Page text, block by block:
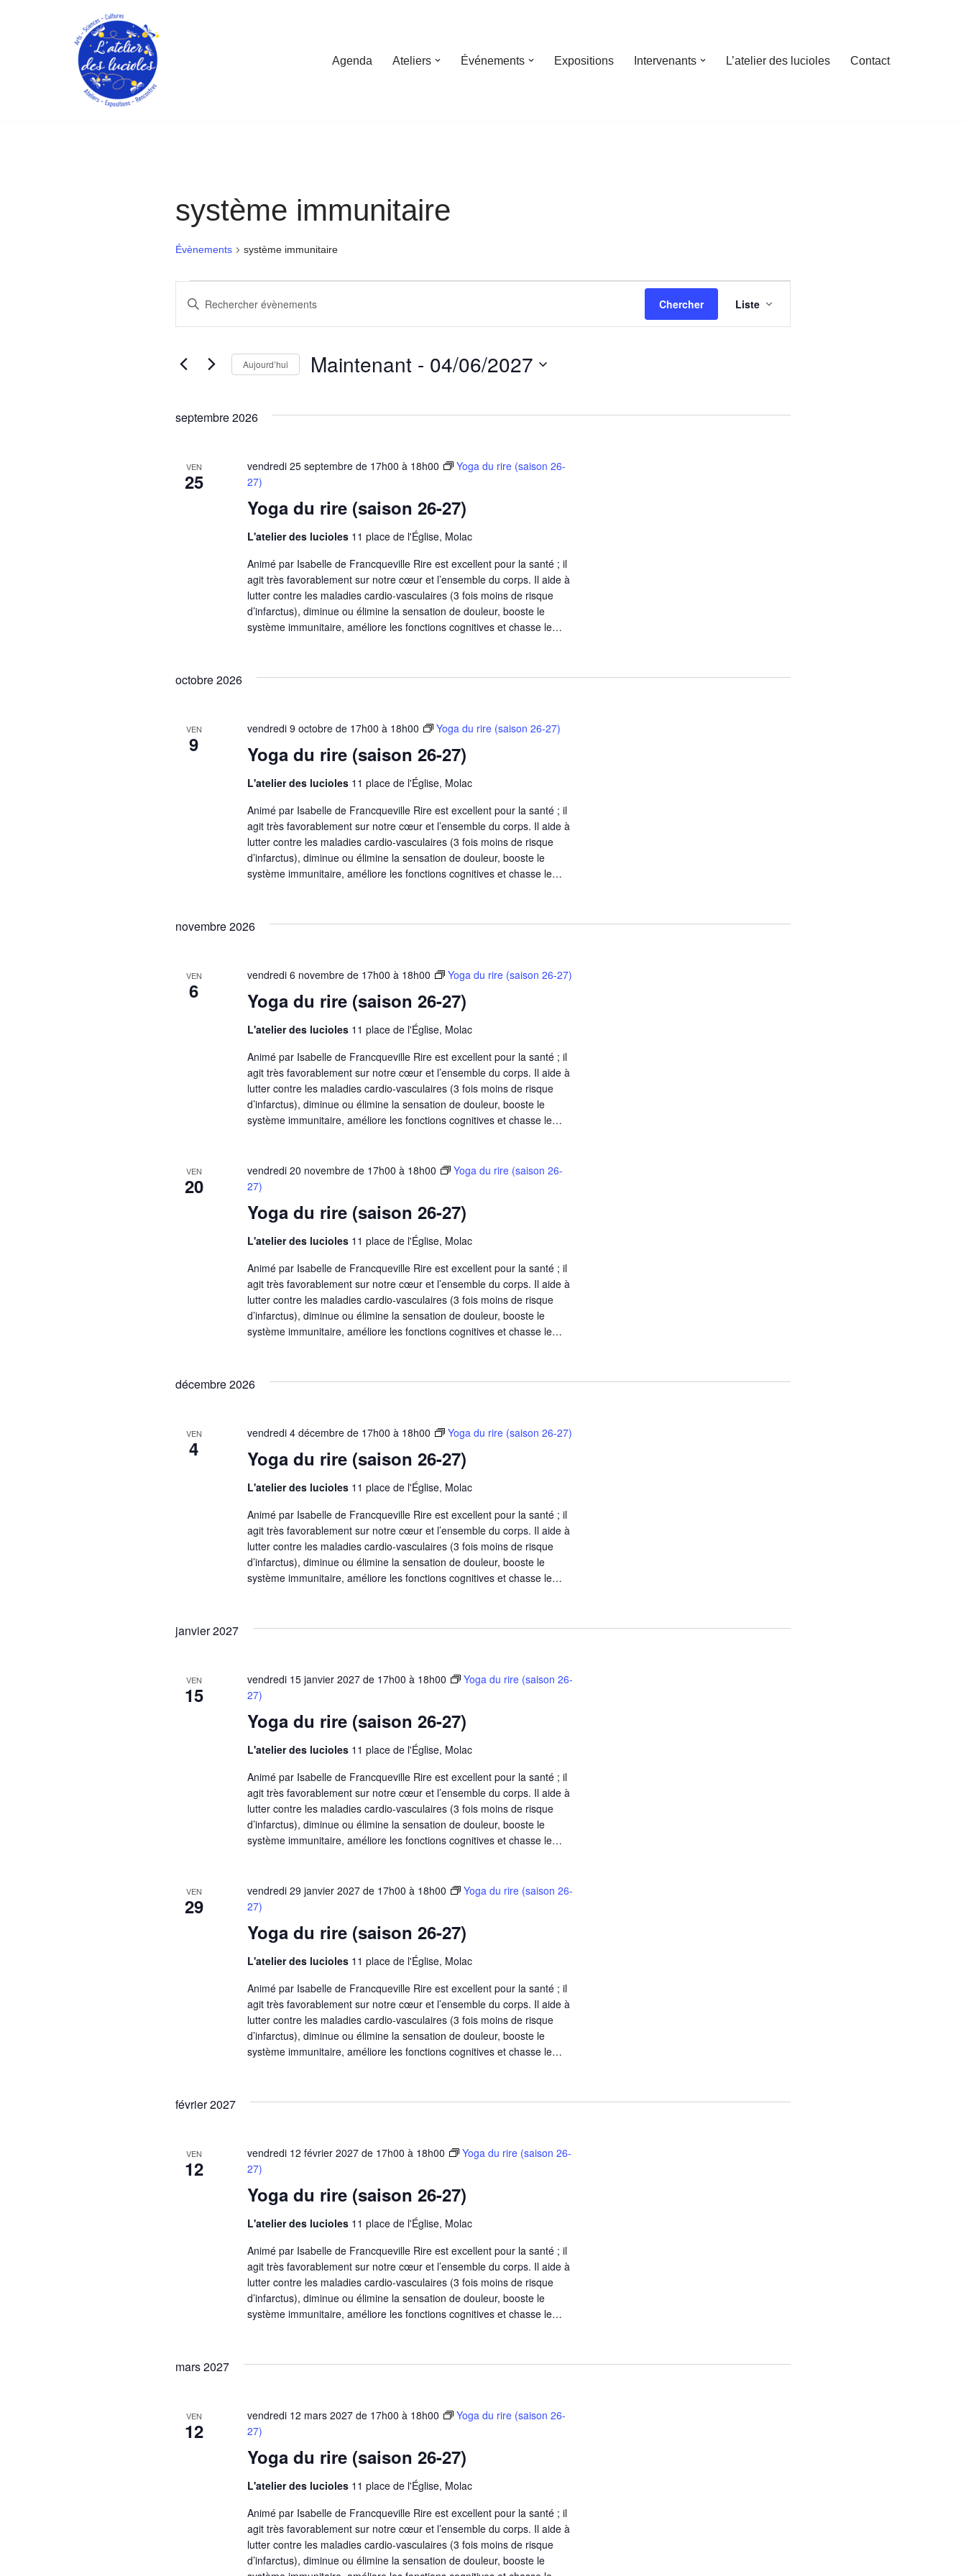
Agenda Ateliers Événements Expositions Intervenants L’atelier des lucioles Contact
système immunitaire
Évènements système immunitaire
Recherche
et
navigation
de
Évènements
Saisir
Rechercher
Évènements
mot-
Chercher
de
Liste
Aujourd’hui Maintenant - 04/06/2027
septembre 2026
VEN
25
Yoga du rire (saison 26-27)
vendredi 25 septembre de 17h00 à 18h00
Yoga du rire (saison 26-
27)
L'atelier des lucioles 11 place de l'Église, Molac
Animé par Isabelle de Francqueville Rire est excellent pour la santé ; il
agit très favorablement sur notre cœur et l’ensemble du corps. Il aide à
lutter contre les maladies cardio-vasculaires (3 fois moins de risque
d’infarctus), diminue ou élimine la sensation de douleur, booste le
système immunitaire, améliore les fonctions cognitives et chasse le…
octobre 2026
VEN
9 Yoga du rire (saison 26-27)
vendredi 9 octobre de 17h00 à 18h00 Yoga du rire (saison 26-27)
L'atelier des lucioles 11 place de l'Église, Molac
Animé par Isabelle de Francqueville Rire est excellent pour la santé ; il
agit très favorablement sur notre cœur et l’ensemble du corps. Il aide à
lutter contre les maladies cardio-vasculaires (3 fois moins de risque
d’infarctus), diminue ou élimine la sensation de douleur, booste le
système immunitaire, améliore les fonctions cognitives et chasse le…
novembre 2026
VEN
6 Yoga du rire (saison 26-27)
vendredi 6 novembre de 17h00 à 18h00 Yoga du rire (saison 26-27)
L'atelier des lucioles 11 place de l'Église, Molac
Animé par Isabelle de Francqueville Rire est excellent pour la santé ; il
agit très favorablement sur notre cœur et l’ensemble du corps. Il aide à
lutter contre les maladies cardio-vasculaires (3 fois moins de risque
d’infarctus), diminue ou élimine la sensation de douleur, booste le
système immunitaire, améliore les fonctions cognitives et chasse le…
VEN
20
Yoga du rire (saison 26-27)
vendredi 20 novembre de 17h00 à 18h00
Yoga du rire (saison 26-
27)
L'atelier des lucioles 11 place de l'Église, Molac
Animé par Isabelle de Francqueville Rire est excellent pour la santé ; il
agit très favorablement sur notre cœur et l’ensemble du corps. Il aide à
lutter contre les maladies cardio-vasculaires (3 fois moins de risque
d’infarctus), diminue ou élimine la sensation de douleur, booste le
système immunitaire, améliore les fonctions cognitives et chasse le…
décembre 2026
VEN
4 Yoga du rire (saison 26-27)
vendredi 4 décembre de 17h00 à 18h00 Yoga du rire (saison 26-27)
L'atelier des lucioles 11 place de l'Église, Molac
Animé par Isabelle de Francqueville Rire est excellent pour la santé ; il
agit très favorablement sur notre cœur et l’ensemble du corps. Il aide à
lutter contre les maladies cardio-vasculaires (3 fois moins de risque
d’infarctus), diminue ou élimine la sensation de douleur, booste le
système immunitaire, améliore les fonctions cognitives et chasse le…
janvier 2027
VEN
15
Yoga du rire (saison 26-27)
vendredi 15 janvier 2027 de 17h00 à 18h00
Yoga du rire (saison 26-
27)
L'atelier des lucioles 11 place de l'Église, Molac
Animé par Isabelle de Francqueville Rire est excellent pour la santé ; il
agit très favorablement sur notre cœur et l’ensemble du corps. Il aide à
lutter contre les maladies cardio-vasculaires (3 fois moins de risque
d’infarctus), diminue ou élimine la sensation de douleur, booste le
système immunitaire, améliore les fonctions cognitives et chasse le…
VEN
29
Yoga du rire (saison 26-27)
vendredi 29 janvier 2027 de 17h00 à 18h00
Yoga du rire (saison 26-
27)
L'atelier des lucioles 11 place de l'Église, Molac
Animé par Isabelle de Francqueville Rire est excellent pour la santé ; il
agit très favorablement sur notre cœur et l’ensemble du corps. Il aide à
lutter contre les maladies cardio-vasculaires (3 fois moins de risque
d’infarctus), diminue ou élimine la sensation de douleur, booste le
système immunitaire, améliore les fonctions cognitives et chasse le…
février 2027
VEN
12
Yoga du rire (saison 26-27)
vendredi 12 février 2027 de 17h00 à 18h00
Yoga du rire (saison 26-
27)
L'atelier des lucioles 11 place de l'Église, Molac
Animé par Isabelle de Francqueville Rire est excellent pour la santé ; il
agit très favorablement sur notre cœur et l’ensemble du corps. Il aide à
lutter contre les maladies cardio-vasculaires (3 fois moins de risque
d’infarctus), diminue ou élimine la sensation de douleur, booste le
système immunitaire, améliore les fonctions cognitives et chasse le…
mars 2027
VEN
12
Yoga du rire (saison 26-27)
vendredi 12 mars 2027 de 17h00 à 18h00
Yoga du rire (saison 26-
27)
L'atelier des lucioles 11 place de l'Église, Molac
Animé par Isabelle de Francqueville Rire est excellent pour la santé ; il
agit très favorablement sur notre cœur et l’ensemble du corps. Il aide à
lutter contre les maladies cardio-vasculaires (3 fois moins de risque
d’infarctus), diminue ou élimine la sensation de douleur, booste le